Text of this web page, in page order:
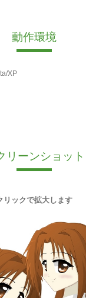
動作環境
XP
リーンショット
リックで拡大します